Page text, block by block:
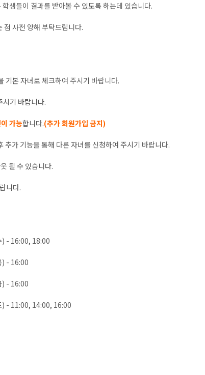
생들이 결과를 받아볼 수 있도록 하는데 있습니다.
점 사전 양해 부탁드립니다.
기본 자녀로 체크하여 주시기 바랍니다.
시기 바랍니다.
가능합니다.(추가 회원가입 금지)
추가 기능을 통해 다른 자녀를 신청하여 주시기 바랍니다.
될 수 있습니다.
니다.
- 16:00, 18:00
- 16:00
- 16:00
- 11:00, 14:00, 16:00